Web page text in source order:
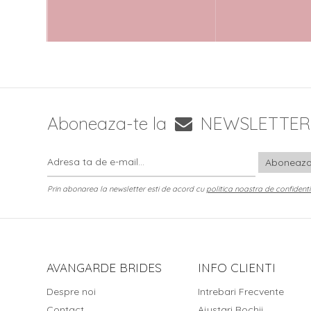
Aboneaza-te la NEWSLETTER
Prin abonarea la newsletter esti de acord cu politica noastra de
AVANGARDE BRIDES
Despre noi
INFO CLIENTI
Intrebari Frecvente